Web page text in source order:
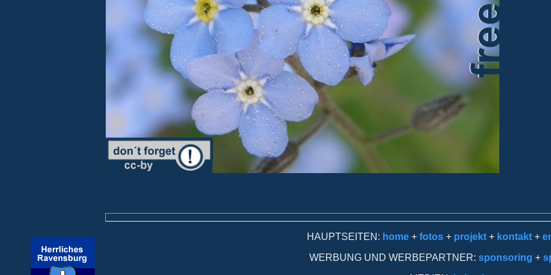
HAUPTSEITEN: home + fotos + projekt + kontakt +
WERBUNG UND WERBEPARTNER: sponsoring +